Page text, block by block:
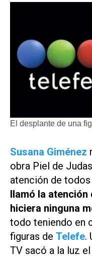
El desplante de una
Susana Giménez
obra Piel de Judas
atención de
llamó la atención
hiciera ninguna
todo teniendo en
figuras de Telefe.
TV sacó a la luz